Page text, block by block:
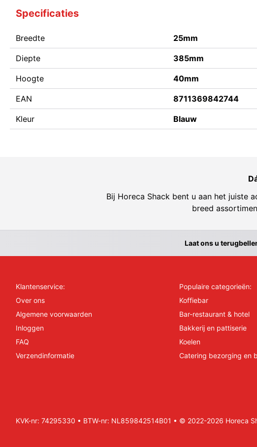
Specificaties
Breedte 25mm
Diepte 385mm
Hoogte 40mm
EAN 8711369842744
Kleur Blauw
Bij Horeca Shack bent u aan het juiste
breed
Laat ons u
Klantenservice:
Over ons
Algemene voorwaarden
Inloggen
FAQ
Verzendinformatie
Populaire categorieën:
Koffiebar
Bar-restaurant & hotel
Bakkerij en pattiserie
Koelen
Catering bezorging en
KVK-nr: 74295330 • BTW-nr: NL859842514B01 • © 2022-2026 Horeca